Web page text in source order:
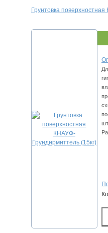
Грунтовка